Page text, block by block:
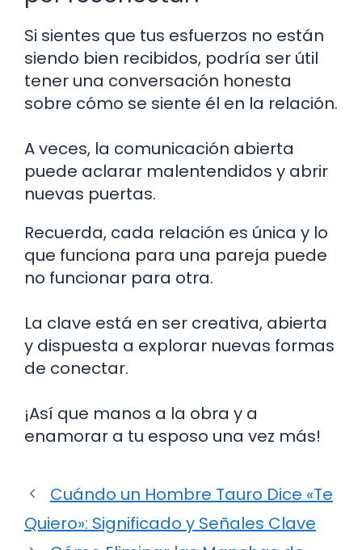
Si sientes que tus esfuerzos no están
siendo bien recibidos, podría ser útil
tener una conversación honesta
sobre cómo se siente él en la relación.
A veces, la comunicación abierta
puede aclarar malentendidos y abrir
nuevas puertas.
Recuerda, cada relación es única y lo
que funciona para una pareja puede
no funcionar para otra.
La clave está en ser creativa, abierta
y dispuesta a explorar nuevas formas
de conectar.
¡Así que manos a la obra y a
enamorar a tu esposo una vez más!
Cuándo un Hombre Tauro Dice «Te
Quiero»: Significado y Señales Clave